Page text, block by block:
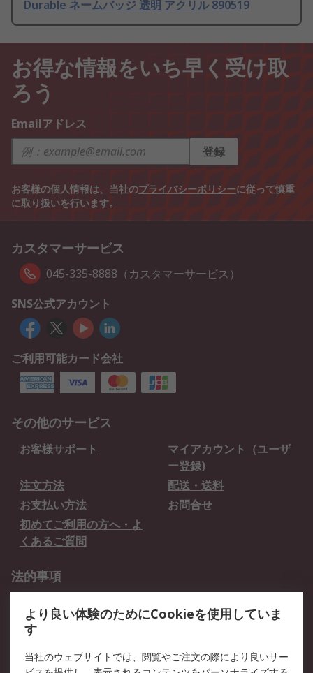
Durable ネームバッジ 透明 アクリル 890519
お得な情報をいち早く受け取
ろう
Emailアドレス
登録
お客様の個人情報は、当社のプライバシーポリシーに従って慎重
に取り扱いを行います。
カスタマーサービス
045-335-8888（カスタマーサービス）
SNS公式アカウント
ご利用可能カード会社
その他のサービス
お客様サポート
マイアカウント（ユーザ
ー登録)
注文方法
配送・送料
お支払い方法
お問合せ
初めてご利用の方へ・よ
くあるご質問
法的事項
クッキーポリシー
RSについて
より良い体験のためにCookieを使用していま
す
当社のウェブサイトでは、閲覧やご注文の際により良いサー